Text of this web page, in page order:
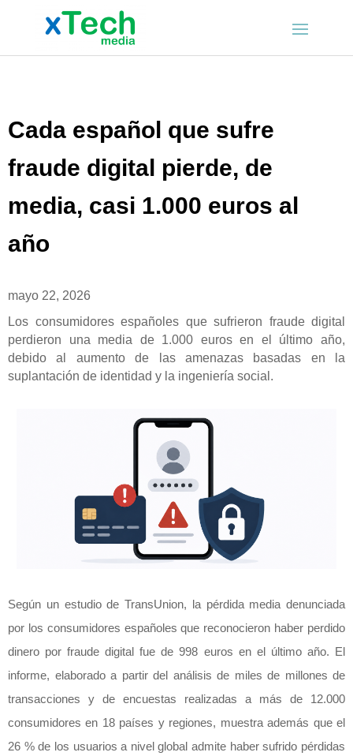
Cada español que sufre
fraude digital pierde, de
media, casi 1.000 euros al
año
mayo 22, 2026
Los consumidores españoles que sufrieron fraude digital
perdieron una media de 1.000 euros en el último año,
debido al aumento de las amenazas basadas en la
suplantación de identidad y la ingeniería social.
Según un estudio de TransUnion, la pérdida media denunciada
por los consumidores españoles que reconocieron haber perdido
dinero por fraude digital fue de 998 euros en el último año. El
informe, elaborado a partir del análisis de miles de millones de
transacciones y de encuestas realizadas a más de 12.000
consumidores en 18 países y regiones, muestra además que el
26 % de los usuarios a nivel global admite haber sufrido pérdidas